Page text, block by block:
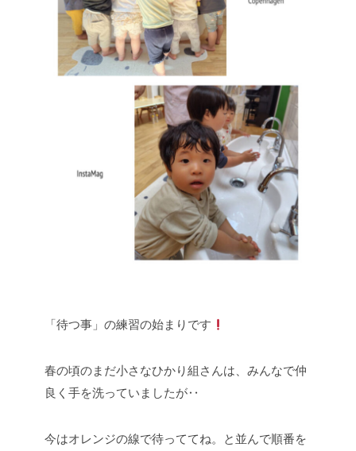
「待つ事」の練習の始まりです
春の頃のまだ小さなひかり組さんは、みんなで仲
良く手を洗っていましたが‥
今はオレンジの線で待っててね。と並んで順番を